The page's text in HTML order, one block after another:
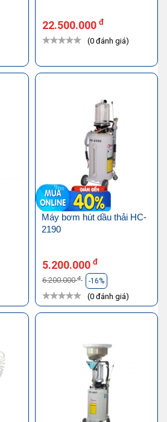
22.500.000 đ
(0 đánh giá)
Máy bơm hút dầu thải HC-
2190
5.200.000 đ
6.200.000đ -16%
(0 đánh giá)